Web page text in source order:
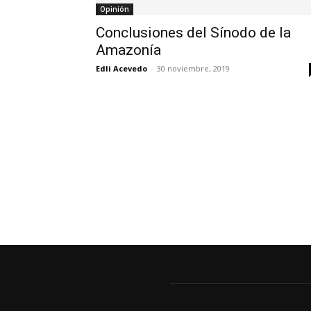
Opinión
Conclusiones del Sínodo de la
Amazonía
Edli Acevedo - 30 noviembre, 2019